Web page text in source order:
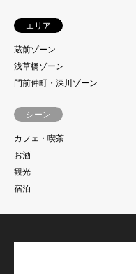
エリア
蔵前ゾーン
浅草橋ゾーン
門前仲町・深川ゾーン
シーン
カフェ・喫茶
お酒
観光
宿泊